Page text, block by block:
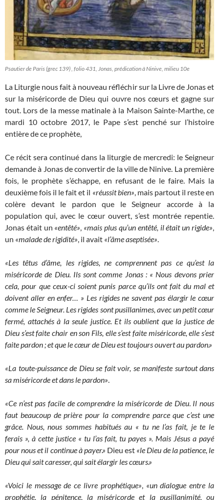
Psautier de Paris (grec 139) , folio 431, Jonas, prédication à Ninive, milieu 10e
La Liturgie nous fait à nouveau réfléchir sur la Livre de Jonas et
sur la miséricorde de Dieu qui ouvre nos cœurs et gagne sur
tout. Lors de la messe matinale à la Maison Sainte-Marthe, ce
mardi 10 octobre 2017, le Pape s’est penché sur l’histoire
entière de ce prophète,
Ce récit sera continué dans la liturgie de mercredi: le Seigneur
demande à Jonas de convertir de la ville de Ninive. La première
fois, le prophète s’échappe, en refusant de le faire. Mais la
deuxième fois il le fait et il «réussit bien» , mais partout il reste en
colère devant le pardon que le Seigneur accorde à la
population qui, avec le cœur ouvert, s’est montrée repentie.
Jonas était un «entêté» «mais plus qu’un entêté, il était un rigide»
un «malade de rigidité» , il avait «l’âme aseptisée»
«Les têtus d’âme, les rigides, ne comprennent pas ce qu’est la
miséricorde de Dieu. Ils sont comme Jonas : « Nous devons prier
cela, pour que ceux-ci soient punis parce qu’ils ont fait du mal et
doivent aller en enfer… » Les rigides ne savent pas élargir le cœur
comme le Seigneur. Les rigides sont pusillanimes, avec un petit cœur
fermé, attachés à la seule justice. Et ils oublient que la justice de
Dieu s’est faite chair en son Fils, elle s’est faite miséricorde, elle s’est
faite pardon ; et que le cœur de Dieu est toujours ouvert au pardon.»
«La toute-puissance de Dieu se fait voir, se manifeste surtout dans
sa miséricorde et dans le pardon»
«Ce n’est pas facile de comprendre la miséricorde de Dieu. Il nous
faut beaucoup de prière pour la comprendre parce que c’est une
grâce. Nous, nous sommes habitués au « tu ne l’as fait, je te le
ferais », à cette justice « tu l’as fait, tu payes ». Mais Jésus a payé
pour nous et il continue à payer.» Dieu est «le Dieu de la patience, le
Dieu qui sait caresser, qui sait élargir les cœurs.»
«Voici le message de ce livre prophétique» «un dialogue entre la
prophétie, la pénitence, la miséricorde et la pusillanimité, ou